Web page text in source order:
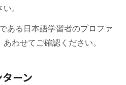
い。
ある日本語学習者のプロファ
あわせてご確認ください。
ーン